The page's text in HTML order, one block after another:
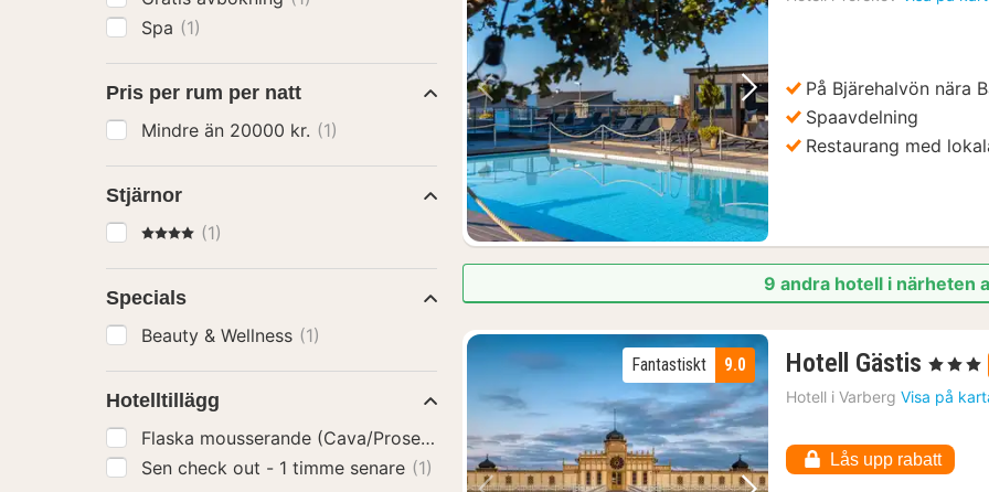
Föregående bild Nästa bild
från
På Bjärehalvön nära
Spaavdelning
Restaurang med
9 andra hotell i närheten
9.0
Fantastiskt Hotell Gästis 1
natt
från
1395
kr.
, 3 Stjärnor
Hotell i Varberg Visa på
Lås upp rabatt
Spa (1)
Pris per rum per natt
Mindre än 20000 kr. (1)
Stjärnor
4 Stjärnor
(1)
Specials
Beauty & Wellness (1)
Hotelltillägg
Flaska mousserande (Cava/Prosecco)
(1)
Sen check out - 1 timme senare (1)